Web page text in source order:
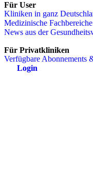
Für User
Kliniken in ganz
Medizinische Fachbereiche
News aus der
Für Privatkliniken
Verfügbare Abonnements
Login